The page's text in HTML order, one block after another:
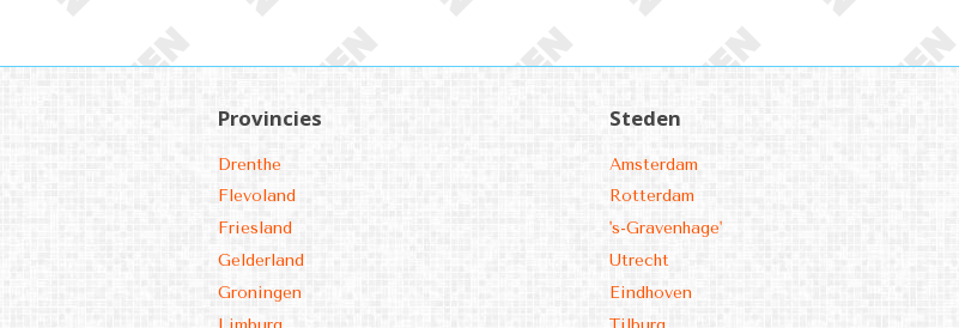
Provincies
Drenthe
Flevoland
Friesland
Gelderland
Groningen
Steden
Amsterdam
Rotterdam
's-Gravenhage'
Utrecht
Eindhoven